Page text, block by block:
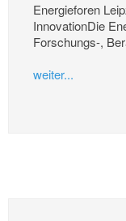
Energieforen
InnovationDie
Forschungs-,
weiter...